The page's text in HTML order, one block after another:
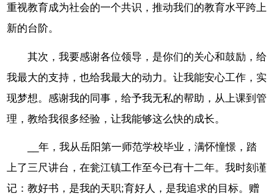
重视教育成为社会的一个共识，推动我们的教育水平跨上
新的台阶。
其次，我要感谢各位领导，是你们的关心和鼓励，给
我最大的支持，也给我最大的动力。让我能安心工作，实
现梦想。感谢我的同事，给予我无私的帮助，从上课到管
理，教给我很多经验，让我能够这么快的成长。
__年，我从岳阳第一师范学校毕业，满怀憧憬，踏
上了三尺讲台，在瓮江镇工作至今已有十二年。我时刻谨
记：教好书，是我的天职;育好人，是我追求的目标。赠